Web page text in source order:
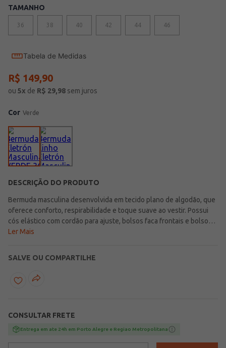
TAMANHO
36 38 40 42 44 46
Tabela de Medidas
R$ 149,90
ou 5x de R$ 29,98 sem juros
Cor Verde
DESCRIÇÃO DO PRODUTO
Bermuda masculina desenvolvida em tecido plano de algodão, que
oferece conforto, respirabilidade e toque suave ao vestir. Possui
cós elástico com cordão para ajuste, bolsos faca frontais e bolsos
posteriores funcionais, garantindo praticidade e liberdade de
ocasião!\n\nTecido: Plano\nComposição: 100% algodão
Ler Mais
SALVE OU COMPARTILHE
CONSULTAR FRETE
Entrega em ate 24h em Porto Alegre e Regiao Metropolitana